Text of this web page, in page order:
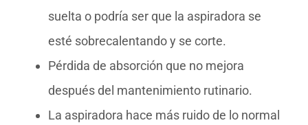
suelta o podría ser que la aspiradora se
esté sobrecalentando y se corte.
Pérdida de absorción que no mejora
después del mantenimiento rutinario.
La aspiradora hace más ruido de lo normal